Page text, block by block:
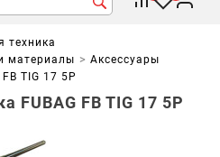
техника
материалы
Аксессуары
TIG 17 5P
FUBAG FB TIG 17 5P